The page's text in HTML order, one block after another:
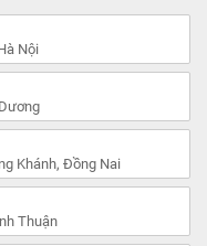
Nội
Khánh, Đồng Nai
Thuận